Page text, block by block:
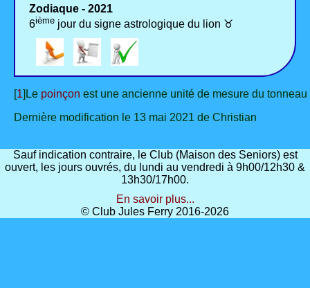
Zodiaque - 2021
6ième jour du signe astrologique du lion ♉
[1]Le poinçon est une ancienne unité de mesure du tonneau
Dernière modification le 13 mai 2021 de Christian
Sauf indication contraire, le Club (Maison des Seniors) est
ouvert, les jours ouvrés, du lundi au vendredi à 9h00/12h30 &
13h30/17h00.
En savoir plus...
© Club Jules Ferry 2016-2026